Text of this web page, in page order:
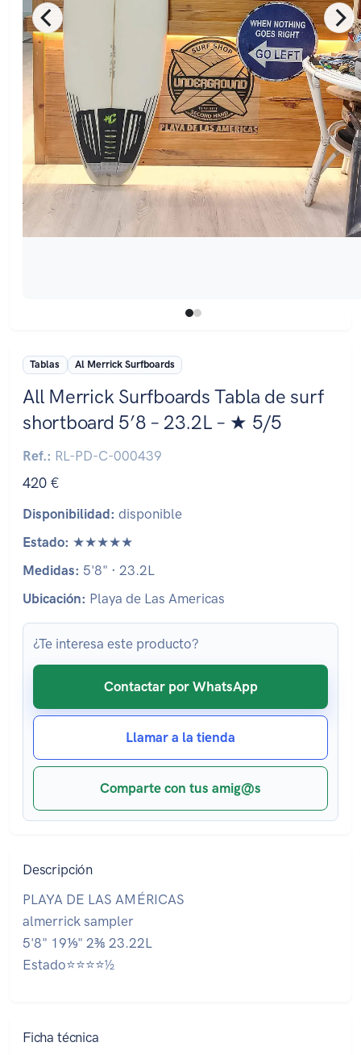
Tablas Al Merrick Surfboards
All Merrick Surfboards Tabla de surf
shortboard 5’8 – 23.2L – ★ 5/5
Ref.: RL-PD-C-000439
420 €
Disponibilidad: disponible
Estado: ★★★★★
Medidas: 5'8" · 23.2L
Ubicación: Playa de Las Americas
¿Te interesa este producto?
Contactar por WhatsApp
Llamar a la tienda
Comparte con tus amig@s
Descripción
PLAYA DE LAS AMÉRICAS
almerrick sampler
5'8" 19⅑" 2⅜ 23.22L
Estado⭐⭐⭐⭐½
Ficha técnica